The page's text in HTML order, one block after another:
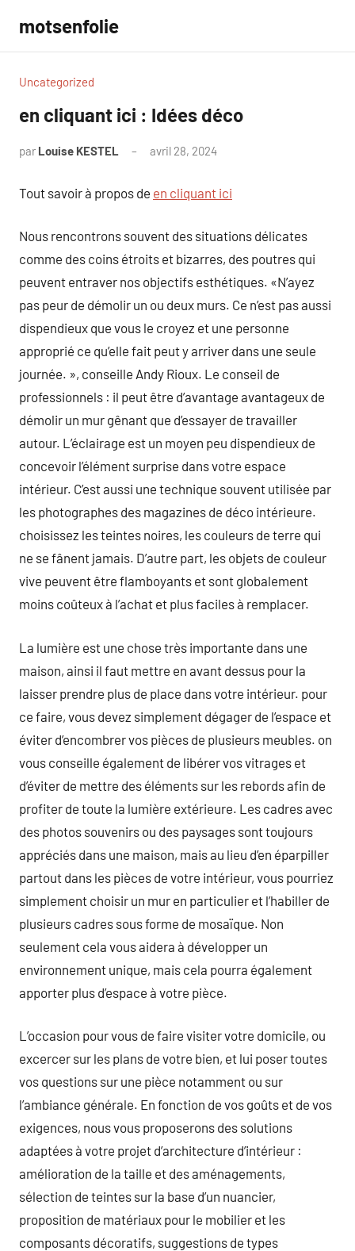
contenu
motsenfolie
Uncategorized
en cliquant ici : Idées déco
par Louise KESTEL avril 28, 2024
Tout savoir à propos de en cliquant ici
Nous rencontrons souvent des situations délicates
comme des coins étroits et bizarres, des poutres qui
peuvent entraver nos objectifs esthétiques. «N’ayez
pas peur de démolir un ou deux murs. Ce n’est pas aussi
dispendieux que vous le croyez et une personne
approprié ce qu’elle fait peut y arriver dans une seule
journée. », conseille Andy Rioux. Le conseil de
professionnels : il peut être d’avantage avantageux de
démolir un mur gênant que d’essayer de travailler
autour. L’éclairage est un moyen peu dispendieux de
concevoir l’élément surprise dans votre espace
intérieur. C’est aussi une technique souvent utilisée par
les photographes des magazines de déco intérieure.
choisissez les teintes noires, les couleurs de terre qui
ne se fânent jamais. D’autre part, les objets de couleur
vive peuvent être flamboyants et sont globalement
moins coûteux à l’achat et plus faciles à remplacer.
La lumière est une chose très importante dans une
maison, ainsi il faut mettre en avant dessus pour la
laisser prendre plus de place dans votre intérieur. pour
ce faire, vous devez simplement dégager de l’espace et
éviter d’encombrer vos pièces de plusieurs meubles. on
vous conseille également de libérer vos vitrages et
d’éviter de mettre des éléments sur les rebords afin de
profiter de toute la lumière extérieure. Les cadres avec
des photos souvenirs ou des paysages sont toujours
appréciés dans une maison, mais au lieu d’en éparpiller
partout dans les pièces de votre intérieur, vous pourriez
simplement choisir un mur en particulier et l’habiller de
plusieurs cadres sous forme de mosaïque. Non
seulement cela vous aidera à développer un
environnement unique, mais cela pourra également
apporter plus d’espace à votre pièce.
L’occasion pour vous de faire visiter votre domicile, ou
excercer sur les plans de votre bien, et lui poser toutes
vos questions sur une pièce notamment ou sur
l’ambiance générale. En fonction de vos goûts et de vos
exigences, nous vous proposerons des solutions
adaptées à votre projet d’architecture d’intérieur :
amélioration de la taille et des aménagements,
sélection de teintes sur la base d’un nuancier,
proposition de matériaux pour le mobilier et les
composants décoratifs, suggestions de types